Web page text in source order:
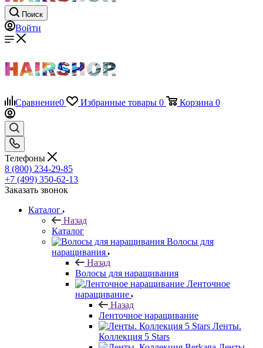
Поиск
Войти
Сравнение0 Избранные товары 0 Корзина 0
Телефоны
8 (800) 234-29-85
+7 (499) 350-62-13
Заказать звонок
Каталог
Назад
Каталог
Волосы для
наращивания
Назад
Волосы для наращивания
Ленточное
наращивание
Назад
Ленточное наращивание
Ленты.
Коллекция 5 Stars